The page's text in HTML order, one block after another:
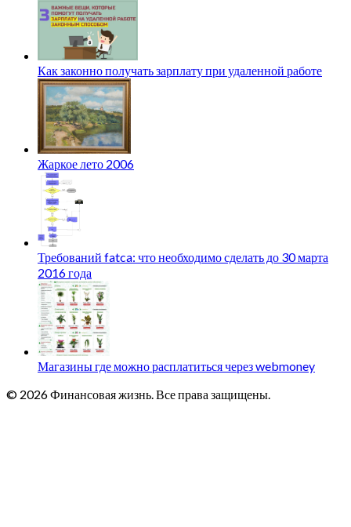
Как законно получать зарплату при удаленной работе
Жаркое лето 2006
Требований fatca: что необходимо сделать до 30 марта
2016 года
Магазины где можно расплатиться через webmoney
© 2026 Финансовая жизнь. Все права защищены.